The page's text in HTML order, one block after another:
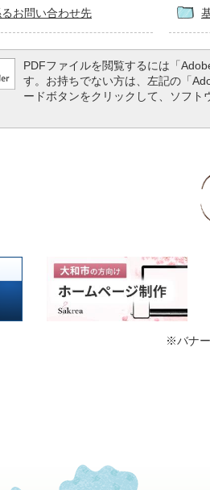
お問い合わせ先
PDFファイルを閲覧するには「
す。お持ちでない方は、左記の「
ードボタンをクリックして、ソフト
※バナ